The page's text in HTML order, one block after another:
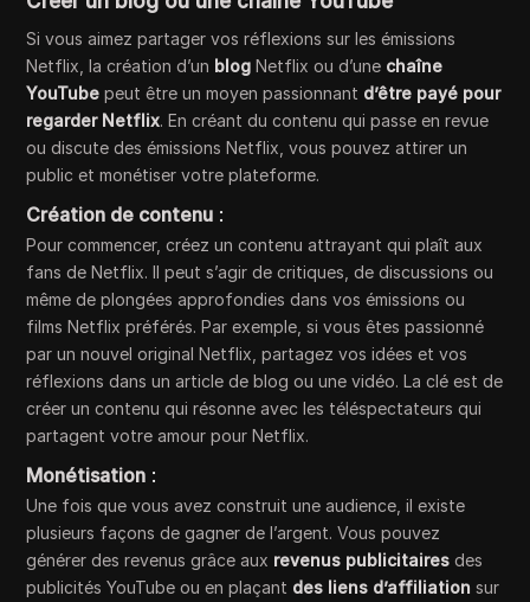
Si vous aimez partager vos réflexions sur les émissions
Netflix, la création d’un blog Netflix ou d’une chaîne
YouTube peut être un moyen passionnant d’être payé pour
regarder Netflix. En créant du contenu qui passe en revue
ou discute des émissions Netflix, vous pouvez attirer un
public et monétiser votre plateforme.
Création de contenu :
Pour commencer, créez un contenu attrayant qui plaît aux
fans de Netflix. Il peut s’agir de critiques, de discussions ou
même de plongées approfondies dans vos émissions ou
films Netflix préférés. Par exemple, si vous êtes passionné
par un nouvel original Netflix, partagez vos idées et vos
réflexions dans un article de blog ou une vidéo. La clé est de
créer un contenu qui résonne avec les téléspectateurs qui
partagent votre amour pour Netflix.
Monétisation :
Une fois que vous avez construit une audience, il existe
plusieurs façons de gagner de l’argent. Vous pouvez
générer des revenus grâce aux revenus publicitaires des
publicités YouTube ou en plaçant des liens d’affiliation sur